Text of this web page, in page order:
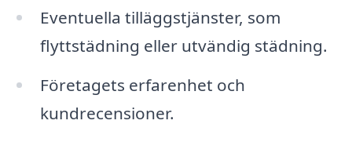
Eventuella tilläggstjänster, som
flyttstädning eller utvändig städning.
Företagets erfarenhet och
kundrecensioner.